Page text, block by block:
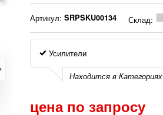
Артикул: SRPSKU00134 Склад:
Усилители
Находится в Категориях
цена по запросу